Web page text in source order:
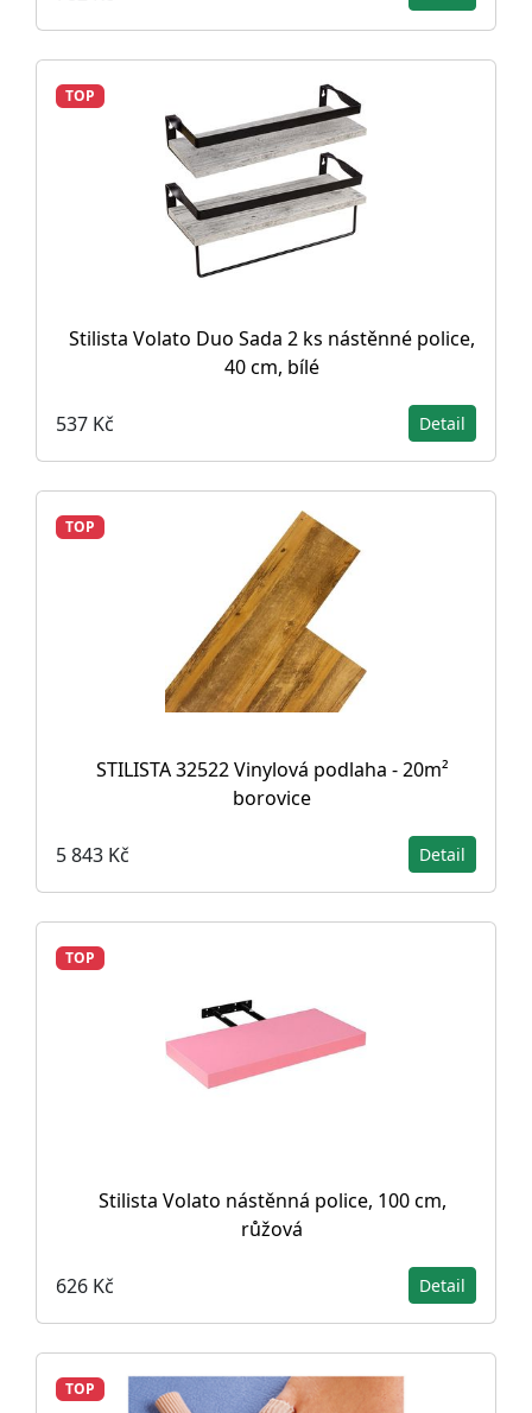
TOP
Stilista Volato Duo Sada 2 ks nástěnné police,
40 cm, bílé
537 Kč Detail
TOP
STILISTA 32522 Vinylová podlaha - 20m²
borovice
5 843 Kč Detail
TOP
Stilista Volato nástěnná police, 100 cm,
růžová
626 Kč Detail
TOP